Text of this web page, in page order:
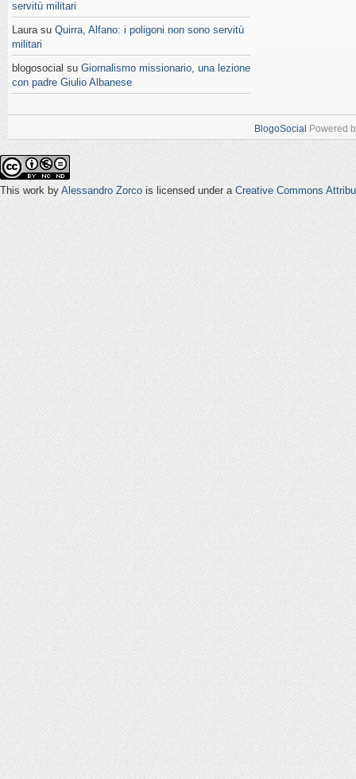
servitù militari
Laura su Quirra, Alfano: i poligoni non sono servitù
militari
blogosocial su Giornalismo missionario, una lezione
con padre Giulio Albanese
BlogoSocial Powered
This work by Alessandro Zorco is licensed under a Creative Commons